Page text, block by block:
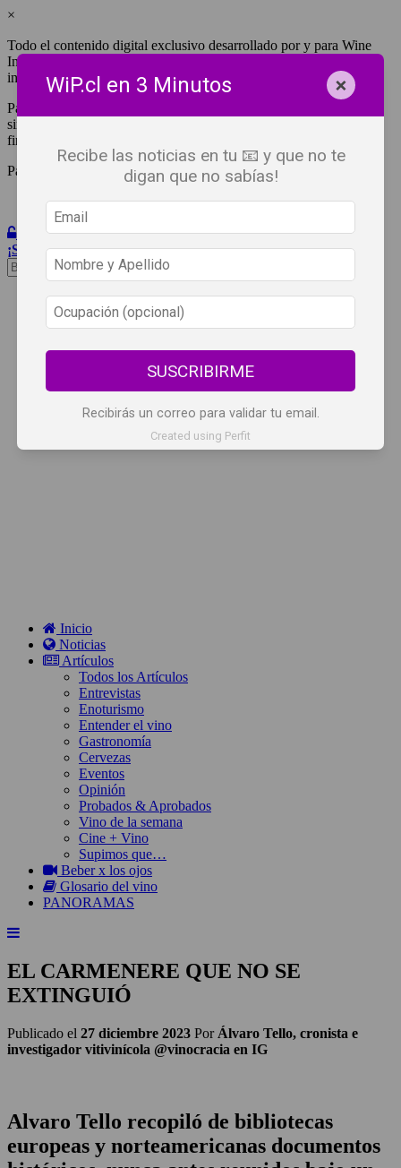
×
Todo el contenido digital exclusivo desarrollado por y para Wine
Independent Press Chile, cuenta con derechos de propiedad
intelectual.
Para tener acceso a una copia y/o impresión de cualquiera de ellos
sin fines de lucro, debes ser #SuscriptorWiP.^Para su réplica con
fines comerciales debes contactar al e-mail
Pagas una sola vez al año y disfrutas por 12 meses.
Iniciar Sesión
¡Suscribete! BeneficiosWiP
Buscar:
Síguenos
Inicio
Noticias
Artículos
Todos los Artículos
Entrevistas
Enoturismo
Entender el vino
Gastronomía
Cervezas
Eventos
Opinión
Probados & Aprobados
Vino de la semana
Cine + Vino
Supimos que…
Beber x los ojos
Glosario del vino
PANORAMAS
EL CARMENERE QUE NO SE
EXTINGUIÓ
Publicado el 27 diciembre 2023 Por Álvaro Tello, cronista e
investigador vitivinícola @vinocracia en IG
Alvaro Tello recopiló de bibliotecas
europeas y norteamericanas documentos
WiP.cl en 3 Minutos ×
Recibe las noticias en tu 📧 y que no te
digan que no sabías!
SUSCRIBIRME
Recibirás un correo para validar tu email.
Created using Perfit